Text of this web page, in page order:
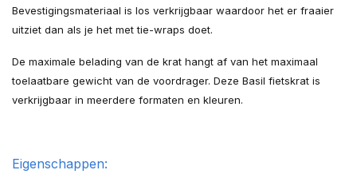
Bevestigingsmateriaal is los verkrijgbaar waardoor het er fraaier
uitziet dan als je het met tie-wraps doet.
De maximale belading van de krat hangt af van het maximaal
toelaatbare gewicht van de voordrager. Deze Basil fietskrat is
verkrijgbaar in meerdere formaten en kleuren.
Eigenschappen: